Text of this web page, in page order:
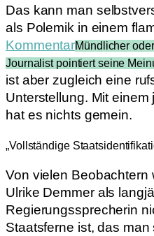
Das kann man
als Polemik in einem
KommentarMündlicher
Journalist pointiert seine
ist aber zugleich eine
Unterstellung. Mit einem
hat es nichts gemein.
„Vollständige
Von vielen Beobachtern
Ulrike Demmer als
Regierungssprecherin
Staatsferne ist, das